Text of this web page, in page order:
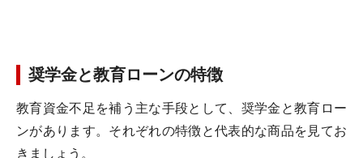
奨学金と教育ローンの特徴
教育資金不足を補う主な手段として、奨学金と教育ロー
ンがあります。それぞれの特徴と代表的な商品を見てお
きましょう。